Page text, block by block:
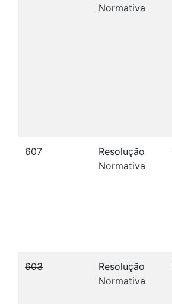
Normativa
607
Resolução
Normativa
603
Resolução
Normativa